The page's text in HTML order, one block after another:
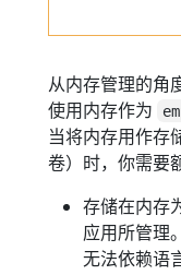
从内存管理的角
使用内存作为
当将内存用作存
卷）时，你需要
存储在内存
应用所管理
无法依赖语